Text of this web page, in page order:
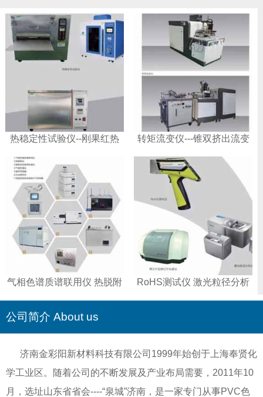
热稳定性试验仪--刚果红热
转矩流变仪---锥双挤出流变
气相色谱质谱联用仪 热脱附
RoHS测试仪 激光粒径分析
公司简介 About us
济南金彩阳新材料科技有限公司1999年始创于上海奉贤化
学工业区。随着公司的不断发展及产业布局需要，2011年10
月，选址山东省省会----“泉城”济南，是一家专门从事PVC色